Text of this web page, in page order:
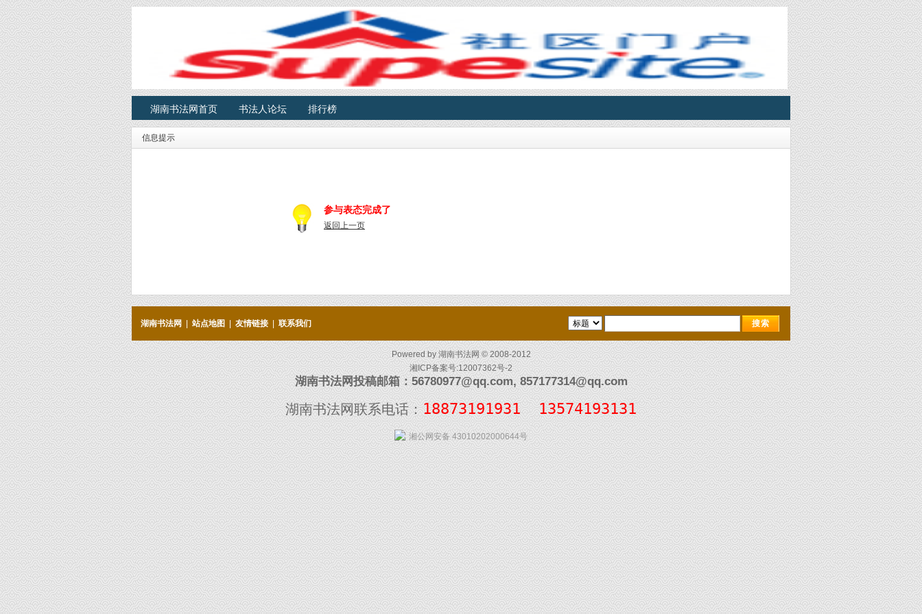
湖南书法网首页 书法人论坛 排行榜
信息提示
参与表态完成了
返回上一页
湖南书法网 站点地图 友情链接 联系我们
Powered by 湖南书法网 © 2008-2012
湘ICP备案号:12007362号-2
湖南书法网投稿邮箱：56780977@qq.com, 857177314@qq.com
湖南书法网联系电话： 18873191931  13574193131
湘公网安备 43010202000644号